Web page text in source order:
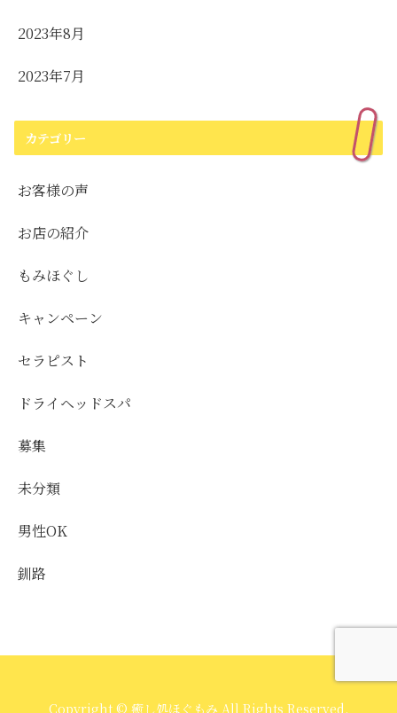
2023年8月
2023年7月
カテゴリー
お客様の声
お店の紹介
もみほぐし
キャンペーン
セラピスト
ドライヘッドスパ
募集
未分類
男性OK
釧路
Copyright © 癒し処ほぐもみ All Rights Reserved.